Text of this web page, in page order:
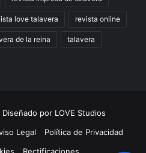
love talavera revista online
de la reina talavera
Diseñado por LOVE Studios
Legal
Política de Privacidad